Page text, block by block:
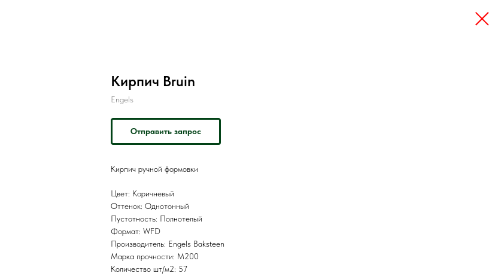
Кирпич Bruin
Engels
Отправить запрос
Кирпич ручной формовки
Цвет: Коричневый
Оттенок: Однотонный
Пустотность: Полнотелый
Формат: WFD
Производитель: Engels Baksteen
Марка прочности: M200
Количество шт/м2: 57